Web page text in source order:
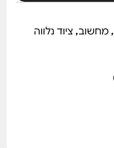
,מחשוב,ציוד נלווה